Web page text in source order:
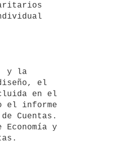
el
en el
el informe
Cuentas.